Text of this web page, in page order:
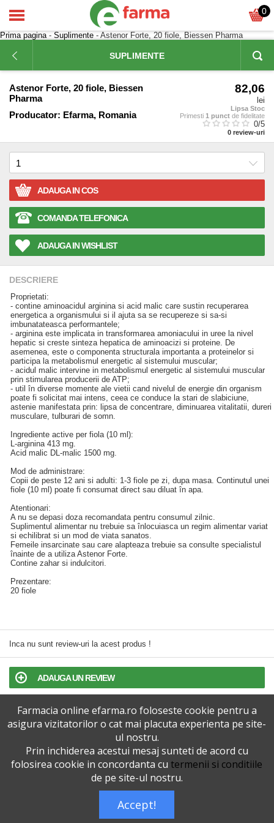
0
Prima pagina- Suplimente - Astenor Forte, 20 fiole, Biessen Pharma
SUPLIMENTE
Astenor Forte, 20 fiole, Biessen
Pharma
Producator: Efarma, Romania
82,06
lei
Lipsa Stoc
Primesti 1 punct de fidelitate
0/5
0 review-uri
ADAUGA IN COS
COMANDA TELEFONICA
ADAUGA IN WISHLIST
DESCRIERE
Proprietati:
- contine aminoacidul arginina si acid malic care sustin recuperarea
energetica a organismului si il ajuta sa se recupereze si sa-si
imbunatateasca performantele;
- arginina este implicata in transformarea amoniacului in uree la nivel
hepatic si creste sinteza hepatica de aminoacizi si proteine. De
asemenea, este o componenta structurala importanta a proteinelor si
participa la metabolismul energetic al sistemului muscular;
- acidul malic intervine in metabolismul energetic al sistemului muscular
prin stimularea producerii de ATP;
- util în diverse momente ale vietii cand nivelul de energie din organism
poate fi solicitat mai intens, ceea ce conduce la stari de slabiciune,
astenie manifestata prin: lipsa de concentrare, diminuarea vitalitatii, dureri
musculare, tulburari de somn.
Ingrediente active per fiola (10 ml):
L-arginina 413 mg.
Acid malic DL-malic 1500 mg.
Mod de administrare:
Copii de peste 12 ani si adulti: 1-3 fiole pe zi, dupa masa. Continutul unei
fiole (10 ml) poate fi consumat direct sau diluat în apa.
Atentionari:
A nu se depasi doza recomandata pentru consumul zilnic.
Suplimentul alimentar nu trebuie sa înlocuiasca un regim alimentar variat
si echilibrat si un mod de viata sanatos.
Femeile insarcinate sau care alapteaza trebuie sa consulte specialistul
înainte de a utiliza Astenor Forte.
Contine zahar si indulcitori.
Prezentare:
20 fiole
Inca nu sunt review-uri la acest produs !
ADAUGA UN REVIEW
TERMENI SI CONDITII
POLITICA DE CONFIDENTIALITATE
VERSIUNEA DESKTOP
Farmacia online efarma.ro foloseste cookie pentru a
asigura vizitatorilor o cat mai placuta experienta pe site-
ul nostru.
Prin inchiderea acestui mesaj sunteti de acord cu
folosirea cookie in concordanta cu termenii si conditiile
de pe site-ul nostru.
Accept!